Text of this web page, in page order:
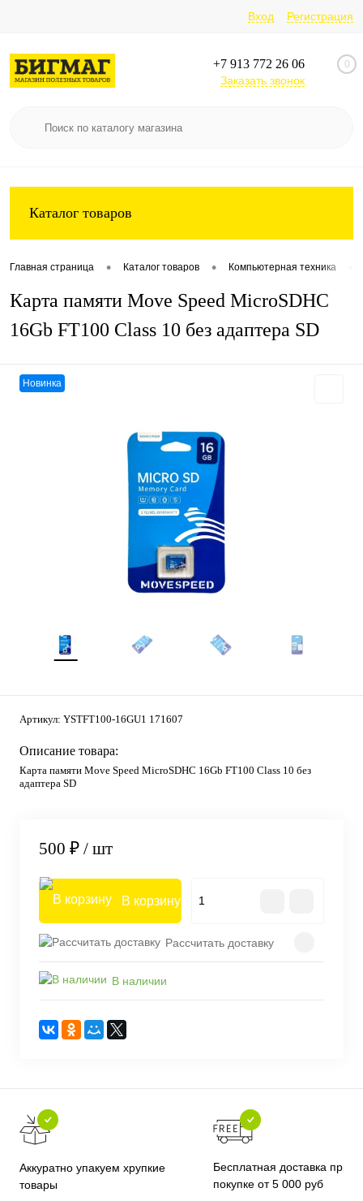
Вход Регистрация
+7 913 772 26 06
Заказать звонок
0
Каталог товаров
Главная страница • Каталог товаров • Компьютерная техника
Карта памяти Move Speed MicroSDHC
16Gb FT100 Class 10 без адаптера SD
Новинка
Артикул: YSTFT100-16GU1 171607
Описание товара:
Карта памяти Move Speed MicroSDHC 16Gb FT100 Class 10 без
адаптера SD
500 ₽ / шт
В корзину
Рассчитать доставку
В наличии
Аккуратно упакуем хрупкие
товары
Бесплатная доставка при
покупке от 5 000 руб